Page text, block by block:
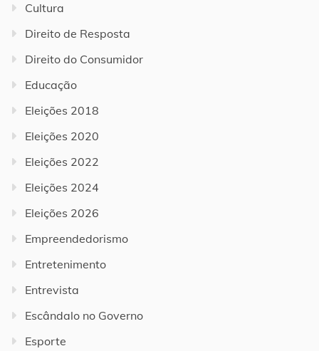
Cultura
Direito de Resposta
Direito do Consumidor
Educação
Eleições 2018
Eleições 2020
Eleições 2022
Eleições 2024
Eleições 2026
Empreendedorismo
Entretenimento
Entrevista
Escândalo no Governo
Esporte